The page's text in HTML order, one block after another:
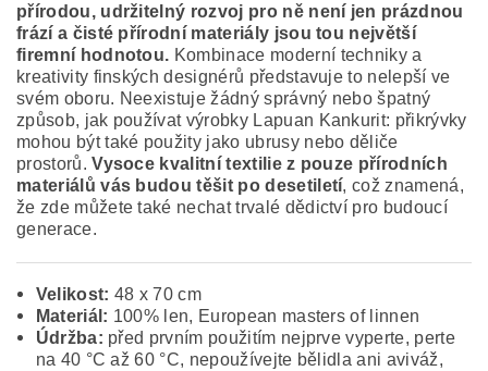
přírodou, udržitelný rozvoj pro ně není jen prázdnou
frází a čisté přírodní materiály jsou tou největší
firemní hodnotou. Kombinace moderní techniky a
kreativity finských designérů představuje to nelepší ve
svém oboru. Neexistuje žádný správný nebo špatný
způsob, jak používat výrobky Lapuan Kankurit: přikrývky
mohou být také použity jako ubrusy nebo děliče
prostorů.Vysoce kvalitní textilie z pouze přírodních
materiálů vás budou těšit po desetiletí, což znamená,
že zde můžete také nechat trvalé dědictví pro budoucí
generace.
Velikost: 48 x 70 cm
Materiál: 100% len, European masters of linnen
Údržba: před prvním použitím nejprve vyperte, perte
na 40 °C až 60 °C, nepoužívejte bělidla ani aviváž,